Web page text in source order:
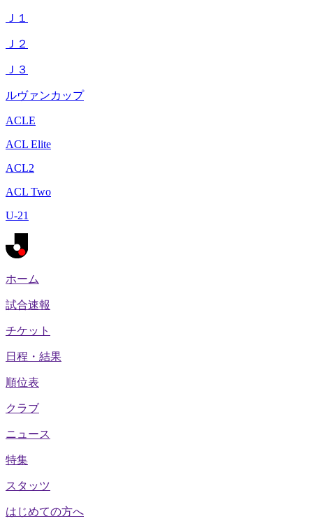
Ｊ１
Ｊ２
Ｊ３
ルヴァンカップ
ACLE
ACL Elite
ACL2
ACL Two
U-21
ホーム
試合速報
チケット
日程・結果
順位表
クラブ
ニュース
特集
スタッツ
はじめての方へ